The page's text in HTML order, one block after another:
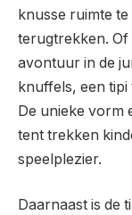
knusse ruimte
terugtrekken. Of
avontuur in de
knuffels, een tipi
De unieke vorm
tent trekken
speelplezier.
Daarnaast is de